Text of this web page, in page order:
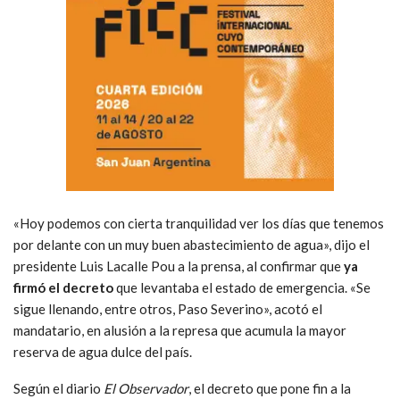
«Hoy podemos con cierta tranquilidad ver los días que tenemos
por delante con un muy buen abastecimiento de agua», dijo el
presidente Luis Lacalle Pou a la prensa, al confirmar queya
firmó el decretoque levantaba el estado de emergencia. «Se
sigue llenando, entre otros, Paso Severino», acotó el
mandatario, en alusión a la represa que acumula la mayor
reserva de agua dulce del país.
Según el diario El Observador, el decreto que pone fin a la